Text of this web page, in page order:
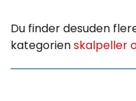
Du finder desuden
kategorienskalpeller